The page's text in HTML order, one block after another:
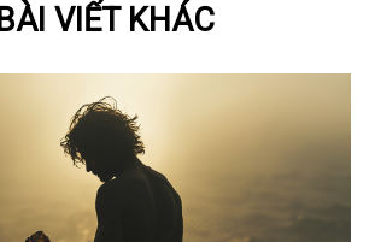
BÀI VIẾT KHÁC